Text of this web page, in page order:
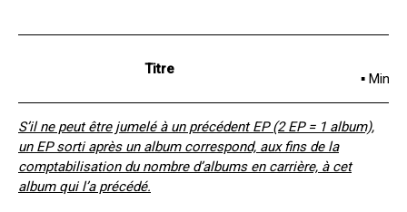
Titre
▪
S’il ne peut être jumelé à un précédent EP (2 EP = 1 album),
un EP sorti après un album correspond, aux fins de la
comptabilisation du nombre d’albums en carrière, à cet
album qui l’a précédé.